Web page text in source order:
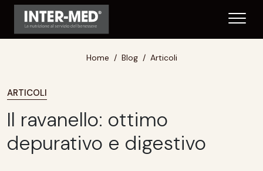
Home Blog Articoli
ARTICOLI
Il ravanello: ottimo
depurativo e digestivo